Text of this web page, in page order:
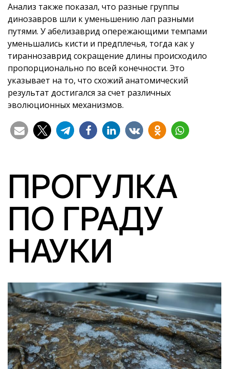
Анализ также показал, что разные группы
динозавров шли к уменьшению лап разными
путями. У абелизаврид опережающими темпами
уменьшались кисти и предплечья, тогда как у
тираннозаврид сокращение длины происходило
пропорционально по всей конечности. Это
указывает на то, что схожий анатомический
результат достигался за счет различных
эволюционных механизмов.
ПРОГУЛКА
ПО ГРАДУ
НАУКИ